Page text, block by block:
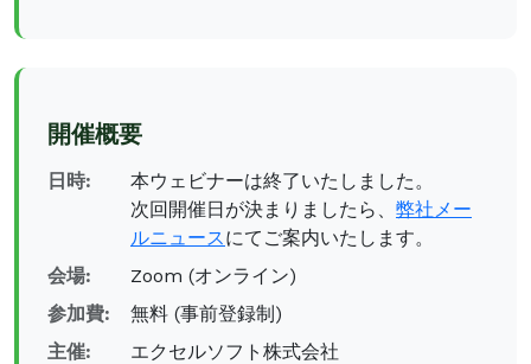
開催概要
日時:
本ウェビナーは終了いたしました。
次回開催日が決まりましたら、 弊社メー
ルニュースにてご案内いたします。
会場:
Zoom (オンライン)
参加費:
無料 (事前登録制)
主催:
エクセルソフト株式会社